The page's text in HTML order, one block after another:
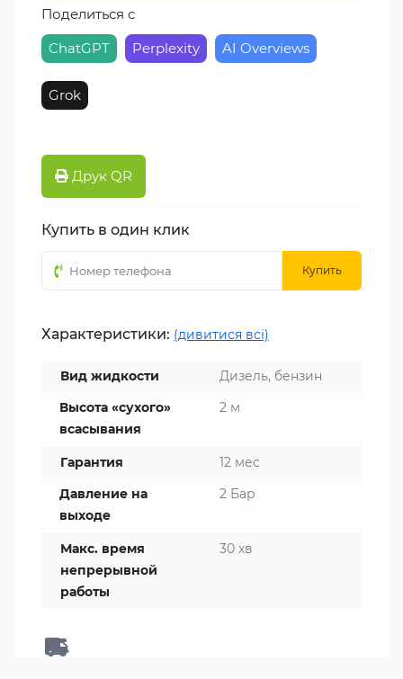
Поделиться с
ChatGPT
Perplexity AI Overviews
Grok
Друк QR
Купить в один клик
Купить
Характеристики: (дивитися всі)
Вид жидкости
Дизель, бензин
Высота «сухого»
всасывания
2 м
Гарантия
12 мес
Давление на
выходе
2 Бар
Макс. время
непрерывной
работы
30 хв